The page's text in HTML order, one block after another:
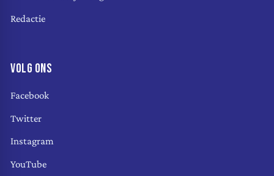
Redactie
VOLG ONS
Facebook
Twitter
Instagram
YouTube